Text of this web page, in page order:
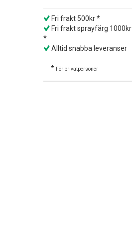
Fri frakt 500kr *
Fri frakt sprayfärg 1000kr
*
Alltid snabba leveranser
* För privatpersoner